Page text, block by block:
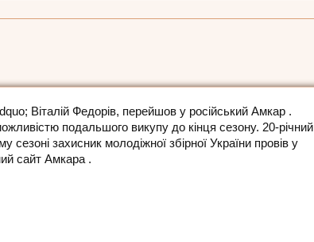
Віталій Федорів, перейшов у російський Амкар .
подальшого викупу до кінця сезону. 20-річний
захисник молодіжної збірної України провів у
сайт Амкара .